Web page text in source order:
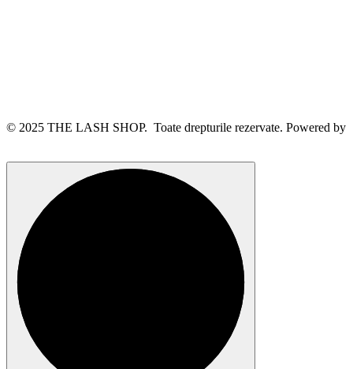
© 2025 THE LASH SHOP. Toate drepturile rezervate. Powered by